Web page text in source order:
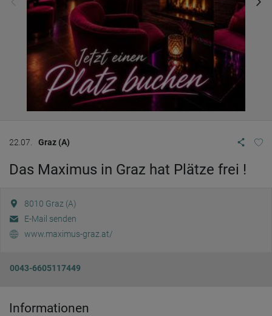
22.07. Graz (A)
Das Maximus in Graz hat Plätze frei !
8010 Graz (A)
E-Mail senden
www.maximus-graz.at/
0043-6605117449
Informationen